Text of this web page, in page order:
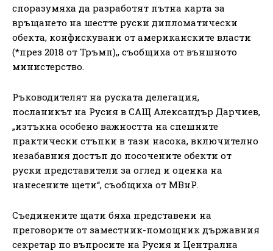
споразумяха да разработят пътна карта за
връщането на шестте руски дипломатически
обекта, конфискувани от американските власти
(*през 2018 от Тръмп),, съобщиха от външното
министерство.
Ръководителят на руската делегация,
посланикът на Русия в САЩ Александър Дарчиев,
„изтъкна особено важността на спешните
практически стъпки в тази насока, включително
незабавния достъп до посочените обекти от
руски представители за оглед и оценка на
нанесените щети“, съобщиха от МВнР.
Съединените щати бяха представени на
преговорите от заместник-помощник държавния
секретар по въпросите на Русия и Централна